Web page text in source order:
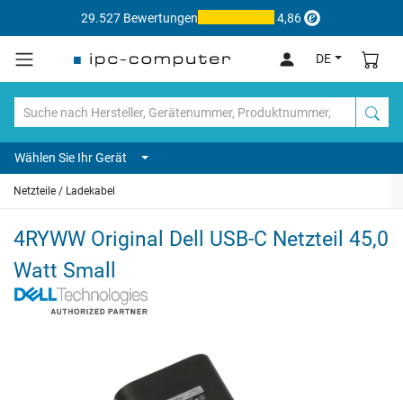
29.527 Bewertungen 4,86
DE
Wählen Sie Ihr Gerät
Netzteile / Ladekabel
4RYWW Original Dell USB-C Netzteil 45,0
Watt Small